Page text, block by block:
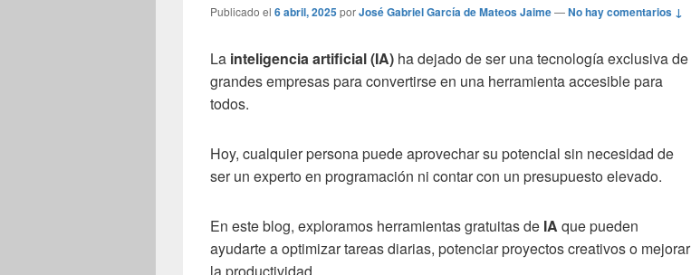
Publicado el 6 abril, 2025porJosé Gabriel García de Mateos Jaime—No hay comentarios ↓
La inteligencia artificial(IA) ha dejado de ser una tecnología exclusiva de
grandes empresas para convertirse en una herramienta accesible para
todos.
Hoy, cualquier persona puede aprovechar su potencial sin necesidad de
ser un experto en programación ni contar con un presupuesto elevado.
En este blog, exploramos herramientas gratuitas de IA que pueden
ayudarte a optimizar tareas diarias, potenciar proyectos creativos o mejorar